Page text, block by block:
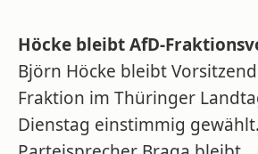
Höcke bleibt AfD-
Björn Höcke bleibt
Fraktion im Thüringer
Dienstag einstimmig gewählt.